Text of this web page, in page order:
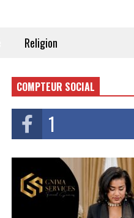
Religion
COMPTEUR SOCIAL
1